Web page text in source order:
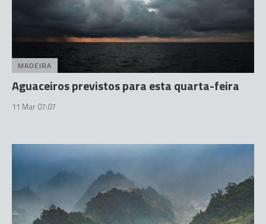
MADEIRA
Aguaceiros previstos para esta quarta-feira
11 Mar 07:07